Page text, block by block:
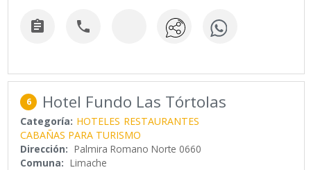
 
6 Hotel Fundo Las Tórtolas
Categoría: HOTELES RESTAURANTES
CABAÑAS PARA TURISMO
Dirección: Palmira Romano Norte 0660
Comuna: Limache